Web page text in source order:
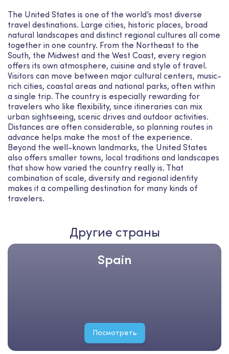
The United States is one of the world’s most diverse
travel destinations. Large cities, historic places, broad
natural landscapes and distinct regional cultures all come
together in one country. From the Northeast to the
South, the Midwest and the West Coast, every region
offers its own atmosphere, cuisine and style of travel.
Visitors can move between major cultural centers, music-
rich cities, coastal areas and national parks, often within
a single trip. The country is especially rewarding for
travelers who like flexibility, since itineraries can mix
urban sightseeing, scenic drives and outdoor activities.
Distances are often considerable, so planning routes in
advance helps make the most of the experience.
Beyond the well-known landmarks, the United States
also offers smaller towns, local traditions and landscapes
that show how varied the country really is. That
combination of scale, diversity and regional identity
makes it a compelling destination for many kinds of
travelers.
Другие страны
Spain
Посмотреть